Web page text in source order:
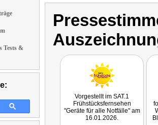
Tests &
Vorgestellt im SAT.1
Frühstücksfernsehen
"Geräte für alle Notfälle" am
16.01.2026.